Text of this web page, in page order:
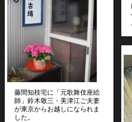
藤間知枝宅に「元歌舞伎座絵
師」鈴木敬三・美津江ご夫妻
が東京からお越しになられま
した。